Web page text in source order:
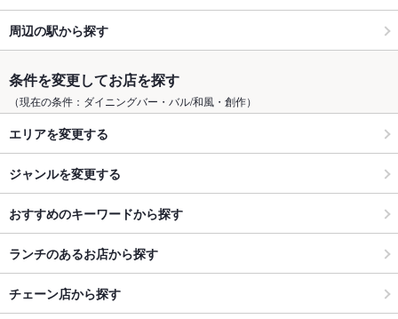
周辺の駅から探す
条件を変更してお店を探す
（現在の条件：ダイニングバー・バル/和風・創作）
エリアを変更する
ジャンルを変更する
おすすめのキーワードから探す
ランチのあるお店から探す
チェーン店から探す